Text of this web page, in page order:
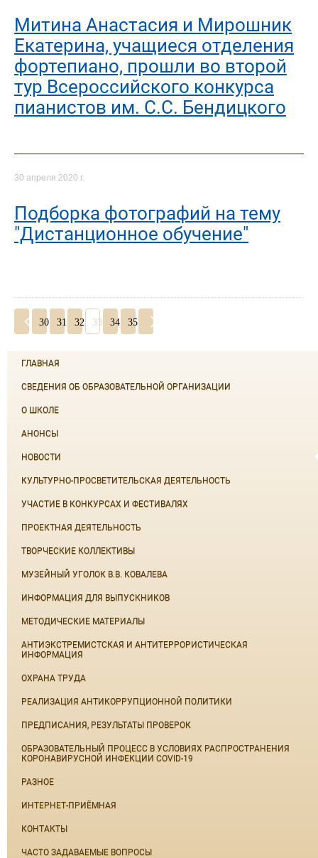
Митина Анастасия и Мирошник
Екатерина, учащиеся отделения
фортепиано, прошли во второй
тур Всероссийского конкурса
пианистов им. С.С. Бендицкого
30 апреля 2020 г.
Подборка фотографий на тему
"Дистанционное обучение"
30 31 32 33 34 35
ГЛАВНАЯ
СВЕДЕНИЯ ОБ ОБРАЗОВАТЕЛЬНОЙ ОРГАНИЗАЦИИ
О ШКОЛЕ
АНОНСЫ
НОВОСТИ
КУЛЬТУРНО-ПРОСВЕТИТЕЛЬСКАЯ ДЕЯТЕЛЬНОСТЬ
УЧАСТИЕ В КОНКУРСАХ И ФЕСТИВАЛЯХ
ПРОЕКТНАЯ ДЕЯТЕЛЬНОСТЬ
ТВОРЧЕСКИЕ КОЛЛЕКТИВЫ
МУЗЕЙНЫЙ УГОЛОК В.В. КОВАЛЕВА
ИНФОРМАЦИЯ ДЛЯ ВЫПУСКНИКОВ
МЕТОДИЧЕСКИЕ МАТЕРИАЛЫ
АНТИЭКСТРЕМИСТСКАЯ И АНТИТЕРРОРИСТИЧЕСКАЯ
ИНФОРМАЦИЯ
ОХРАНА ТРУДА
РЕАЛИЗАЦИЯ АНТИКОРРУПЦИОННОЙ ПОЛИТИКИ
ПРЕДПИСАНИЯ, РЕЗУЛЬТАТЫ ПРОВЕРОК
ОБРАЗОВАТЕЛЬНЫЙ ПРОЦЕСС В УСЛОВИЯХ РАСПРОСТРАНЕНИЯ
КОРОНАВИРУСНОЙ ИНФЕКЦИИ COVID-19
РАЗНОЕ
ИНТЕРНЕТ-ПРИЁМНАЯ
КОНТАКТЫ
ЧАСТО ЗАДАВАЕМЫЕ ВОПРОСЫ